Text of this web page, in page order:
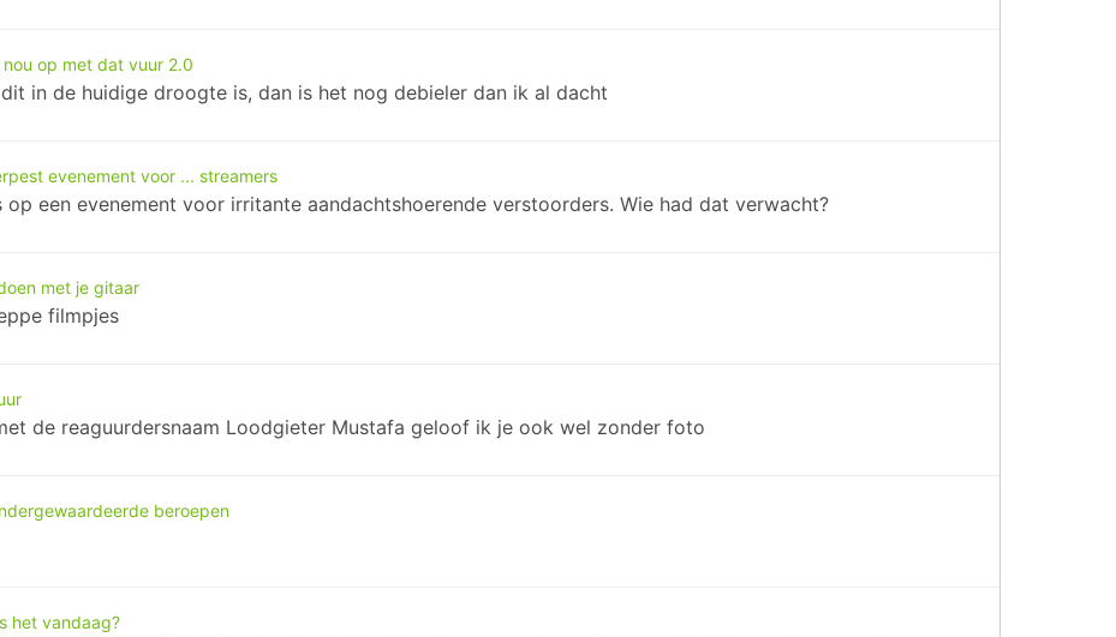
op met dat vuur 2.0
in de huidige droogte is, dan is het nog debieler dan ik al dacht
evenement voor ... streamers
een evenement voor irritante aandachtshoerende verstoorders. Wie had dat verwacht?
met je gitaar
filmpjes
de reaguurdersnaam Loodgieter Mustafa geloof ik je ook wel zonder foto
beroepen
het vandaag?